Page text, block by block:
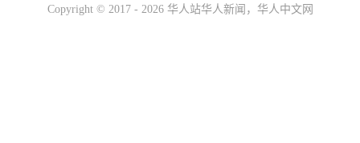
Copyright © 2017 - 2026 华人站华人新闻，华人中文网